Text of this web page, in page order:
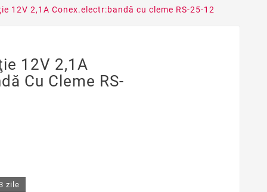
12V 2,1A Conex.electr:bandă cu cleme RS-25-12
12V 2,1A
Cu Cleme RS-
zile